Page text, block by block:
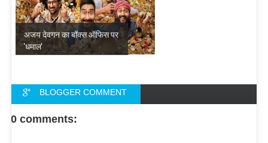
अजय देवगन का बॉक्स ऑफिस पर
'धमाल'
BLOGGER COMMENT
FACEBOOK COMMENT
0 comments: